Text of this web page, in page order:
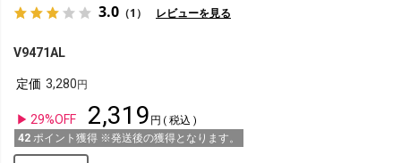
3.0 （1） レビューを見る
V9471AL
定価 3,280
29%OFF 2,319
税込
42 ポイント獲得 ※発送後の獲得となります。